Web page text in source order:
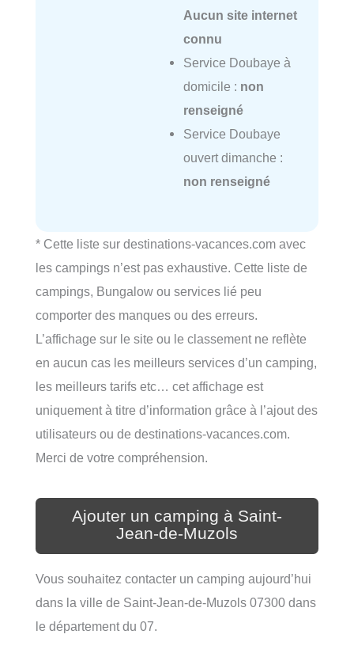
Aucun site internet
connu
Service Doubaye à
domicile : non
renseigné
Service Doubaye
ouvert dimanche :
non renseigné
* Cette liste sur destinations-vacances.com avec
les campings n’est pas exhaustive. Cette liste de
campings, Bungalow ou services lié peu
comporter des manques ou des erreurs.
L’affichage sur le site ou le classement ne reflète
en aucun cas les meilleurs services d’un camping,
les meilleurs tarifs etc… cet affichage est
uniquement à titre d’information grâce à l’ajout des
utilisateurs ou de destinations-vacances.com.
Merci de votre compréhension.
Ajouter un camping à Saint-
Jean-de-Muzols
Vous souhaitez contacter un camping aujourd’hui
dans la ville de Saint-Jean-de-Muzols 07300 dans
le département du 07.